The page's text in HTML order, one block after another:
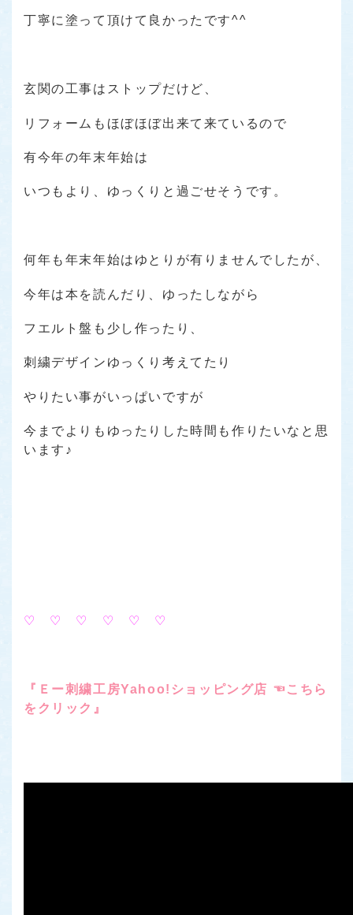
丁寧に塗って頂けて良かったです^^
玄関の工事はストップだけど、
リフォームもほぼほぼ出来て来ているので
有今年の年末年始は
いつもより、ゆっくりと過ごせそうです。
何年も年末年始はゆとりが有りませんでしたが、
今年は本を読んだり、ゆったしながら
フエルト盤も少し作ったり、
刺繍デザインゆっくり考えてたり
やりたい事がいっぱいですが
今までよりもゆったりした時間も作りたいなと思
います♪
♡ ♡ ♡ ♡ ♡ ♡
『Ｅー刺繍工房Yahoo!ショッピング店 ☜こちら
をクリック』